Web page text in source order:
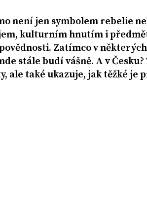
není jen symbolem rebelie
kulturním hnutím i
Zatímco v
stále budí vášně. A v
ale také ukazuje, jak těžké je